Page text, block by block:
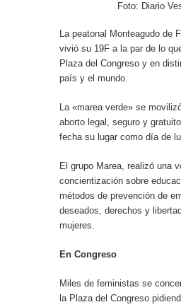
Foto: Diario
La peatonal Monteagudo de
vivió su 19F a la par de lo
Plaza del Congreso y en
país y el mundo.
La «marea verde» se
aborto legal, seguro y
fecha su lugar como día de
El grupo Marea, realizó una
concientización sobre
métodos de prevención de
deseados, derechos y
mujeres.
En Congreso
Miles de feministas se
la Plaza del Congreso